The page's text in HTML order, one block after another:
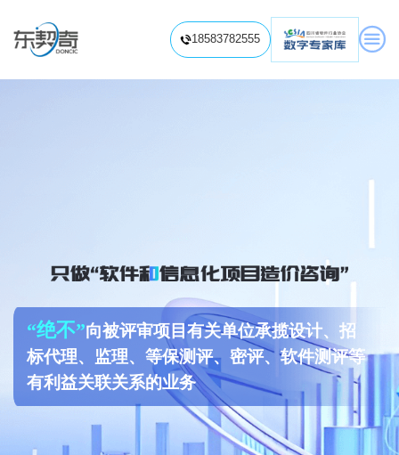
18583782555 
培训赋能中心
软件工程造价题库信息化项目造价知识专业视频课程
信息化项目审计知识
信息化项目评价
履约验收绩效评价/后评价软件资产评估
数智评估工具
新闻动态
联系我们

“绝不”向被评审项目有关单位承揽设计、招
标代理、监理、等保测评、密评、软件测评等
有利益关联关系的业务